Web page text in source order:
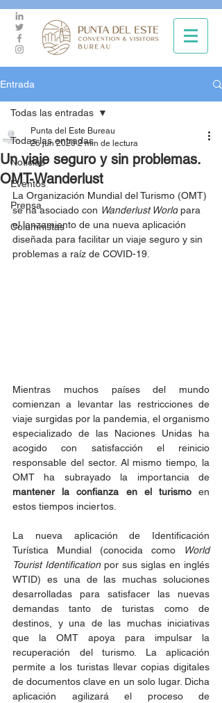
Entrada
Todas las entradas
Noticias
Eventos
Prensa
Columnistas
Todas las entradas
Un viaje seguro y sin problemas.
OMT-Wanderlust
Punta del Este Bureau
26 jun 2020 2 min de lectura
La Organización Mundial del Turismo (OMT)
se ha asociado con Wanderlust World para
el lanzamiento de una nueva aplicación
diseñada para facilitar un viaje seguro y sin
problemas a raíz de COVID-19.
Mientras muchos países del mundo
comienzan a levantar las restricciones de
viaje surgidas por la pandemia, el organismo
especializado de las Naciones Unidas ha
acogido con satisfacción el reinicio
responsable del sector. Al mismo tiempo, la
mantener la confianza en el turismo en
estos tiempos inciertos.
La nueva aplicación de Identificación
Turística Mundial (conocida como
World
Tourist Identification por sus siglas en inglés
WTID) es una de las muchas soluciones
desarrolladas para satisfacer las nuevas
demandas tanto de turistas como de
destinos, y una de las muchas iniciativas
que la OMT apoya para impulsar la
recuperación del turismo. La aplicación
permite a los turistas llevar copias digitales
de documentos clave en un solo lugar. Dicha
aplicación agilizará el proceso de